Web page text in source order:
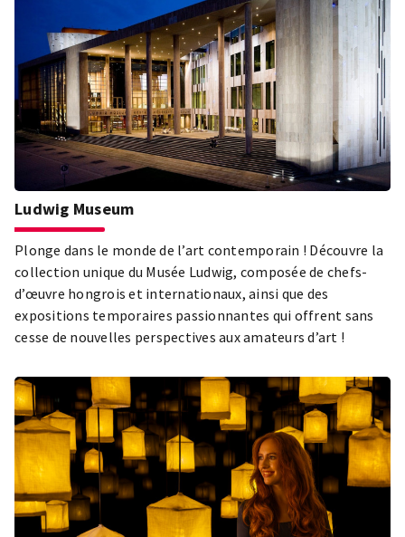
Ludwig Museum
Plonge dans le monde de l’art contemporain ! Découvre la
collection unique du Musée Ludwig, composée de chefs-
d’œuvre hongrois et internationaux, ainsi que des
expositions temporaires passionnantes qui offrent sans
cesse de nouvelles perspectives aux amateurs d’art !